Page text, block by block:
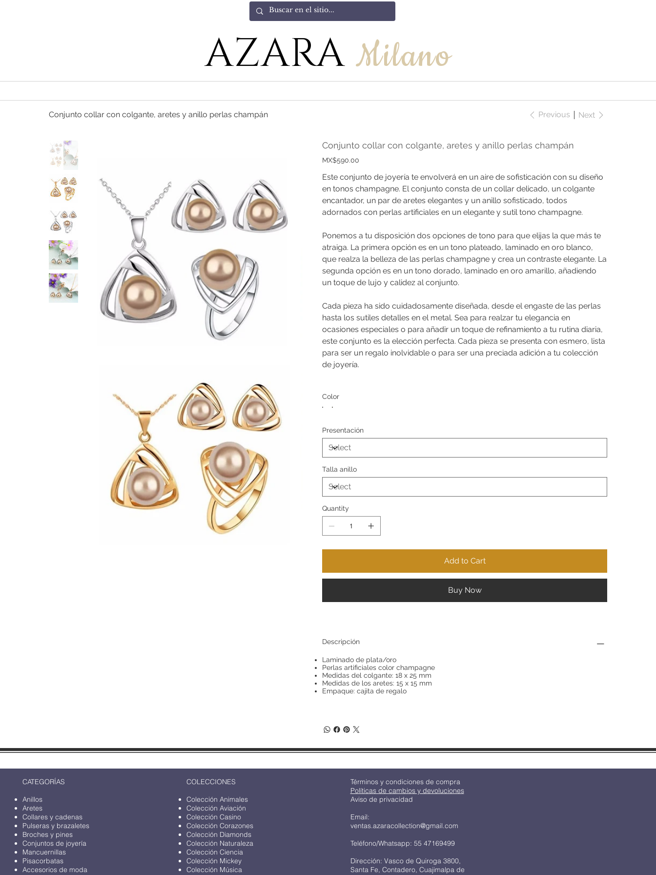
AZARA Milano
Conjunto collar con colgante, aretes y anillo perlas champán Previous Next
Conjunto collar con colgante, aretes y anillo perlas champán
Price
MX$590.00
Este conjunto de joyería te envolverá en un aire de sofisticación con su diseño
en tonos champagne. El conjunto consta de un collar delicado, un colgante
encantador, un par de aretes elegantes y un anillo sofisticado, todos
adornados con perlas artificiales en un elegante y sutil tono champagne.
Ponemos a tu disposición dos opciones de tono para que elijas la que más te
atraiga. La primera opción es en un tono plateado, laminado en oro blanco,
que realza la belleza de las perlas champagne y crea un contraste elegante. La
segunda opción es en un tono dorado, laminado en oro amarillo, añadiendo
un toque de lujo y calidez al conjunto.
Cada pieza ha sido cuidadosamente diseñada, desde el engaste de las perlas
hasta los sutiles detalles en el metal. Sea para realzar tu elegancia en
ocasiones especiales o para añadir un toque de refinamiento a tu rutina diaria,
este conjunto es la elección perfecta. Cada pieza se presenta con esmero, lista
para ser un regalo inolvidable o para ser una preciada adición a tu colección
de joyería.
Color
Presentación
Talla anillo
Quantity
Add to Cart
Buy Now
Descripción
Laminado de plata/oro
Perlas artificiales color champagne
Medidas del colgante: 18 x 25 mm
Medidas de los aretes: 15 x 15 mm
Empaque: cajita de regalo
CATEGORÍAS
Anillos
Aretes
Collares y cadenas
Pulseras y brazaletes
Broches y pines
Conjuntos de joyería
Mancuernillas
Pisacorbatas
Accesorios de moda
COLECCIONES
Colección Animales
Colección Aviación
Colección Casino
Colección Corazones
Colección Diamonds
Colección Naturaleza
Colección Ciencia
Colección Mickey
Colección Música
Términos y condiciones de compra
Políticas de cambios y devoluciones
Aviso de privacidad
Email:
ventas.azaracollection@gmail.com
Teléfono/Whatsapp: 55 47169499
Dirección: Vasco de Quiroga 3800,
Santa Fe, Contadero, Cuajimalpa de